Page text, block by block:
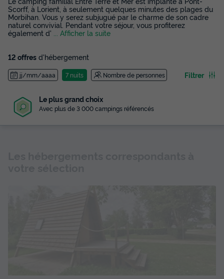
Scorff, à Lorient, à seulement quelques minutes des plages du
Morbihan. Vous y serez subjugué par le charme de son cadre
naturel convivial. Pendant votre séjour, vous profiterez
également d'
... Afficher la suite
12 offres d'hébergement
jj/mm/aaaa 7 nuits Nombre de personnes Filtrer
Le plus grand choix
Avec plus de 3 000 campings référencés